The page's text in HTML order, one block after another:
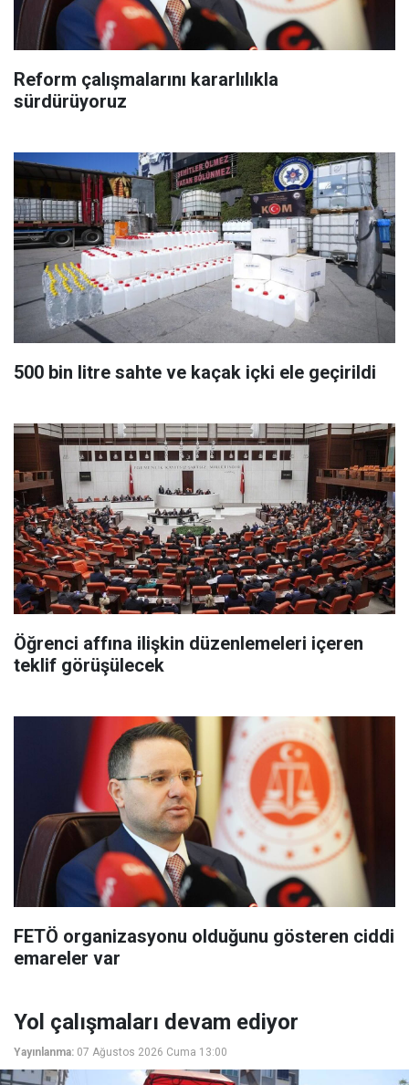
Reform çalışmalarını kararlılıkla
sürdürüyoruz
500 bin litre sahte ve kaçak içki ele geçirildi
Öğrenci affına ilişkin düzenlemeleri içeren
teklif görüşülecek
FETÖ organizasyonu olduğunu gösteren ciddi
emareler var
Yol çalışmaları devam ediyor
Yayınlanma: 07 Ağustos 2026 Cuma 13:00